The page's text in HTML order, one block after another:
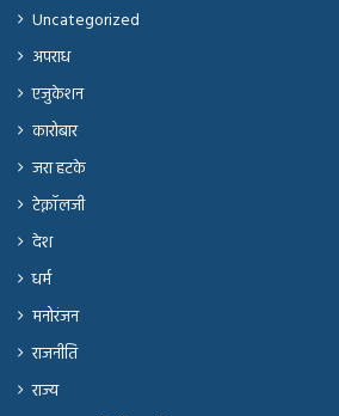
Uncategorized
अपराध
एजुकेशन
कारोबार
जरा हटके
टेक्नॉलजी
देश
धर्म
मनोरंजन
राजनीति
राज्य